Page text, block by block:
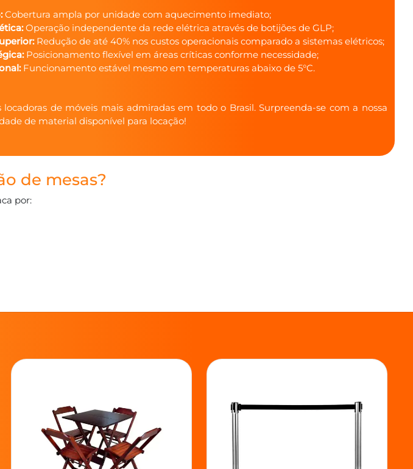
Cobertura ampla por unidade com aquecimento imediato;
Operação independente da rede elétrica através de botijões de GLP;
Redução de até 40% nos custos operacionais comparado a sistemas elétricos;
Posicionamento flexível em áreas críticas conforme necessidade;
Funcionamento estável mesmo em temperaturas abaixo de 5°C.
de móveis mais admiradas em todo o Brasil. Surpreenda-se com a nossa
de material disponível para locação!
de mesas?
por: